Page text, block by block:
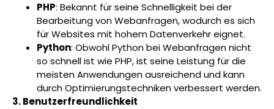
PHP: Bekannt für seine Schnelligkeit bei der
Bearbeitung von Webanfragen, wodurch es sich
für Websites mit hohem Datenverkehr eignet.
Python: Obwohl Python bei Webanfragen nicht
so schnell ist wie PHP, ist seine Leistung für die
meisten Anwendungen ausreichend und kann
durch Optimierungstechniken verbessert werden.
3. Benutzerfreundlichkeit